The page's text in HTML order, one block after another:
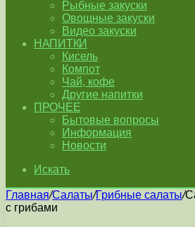
Рыбные закуски
Овощные закуски
Видео закуски
НАПИТКИ
Кисель
Компот
Чай, кофе
Другие напитки
ПРОЧЕЕ
Бытовые вопросы
Информация
Новости
Искать
Главная/Салаты/Грибные салаты/
с грибами